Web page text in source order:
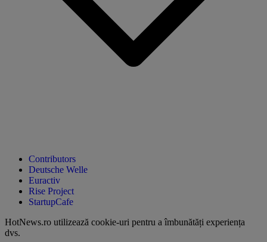
Contributors
Deutsche Welle
Euractiv
Rise Project
StartupCafe
HotNews.ro utilizează cookie-uri pentru a îmbunătăți experiența
dvs.